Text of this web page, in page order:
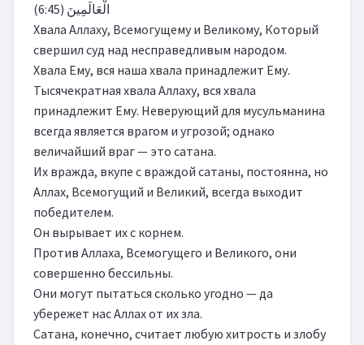
الْعَالَمِينَ (6:45)
Хвала Аллаху, Всемогущему и Великому, Который
свершил суд над несправедливым народом.
Хвала Ему, вся наша хвала принадлежит Ему.
Тысячекратная хвала Аллаху, вся хвала
принадлежит Ему. Неверующий для мусульманина
всегда является врагом и угрозой; однако
величайший враг — это сатана.
Их вражда, вкупе с враждой сатаны, постоянна, но
Аллах, Всемогущий и Великий, всегда выходит
победителем.
Он вырывает их с корнем.
Против Аллаха, Всемогущего и Великого, они
совершенно бессильны.
Они могут пытаться сколько угодно — да
убережет нас Аллах от их зла.
Сатана, конечно, считает любую хитрость и злобу